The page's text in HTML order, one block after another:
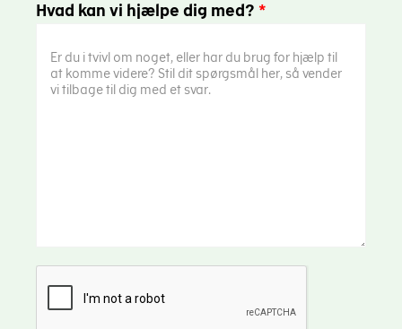
Hvad kan vi hjælpe dig med? *